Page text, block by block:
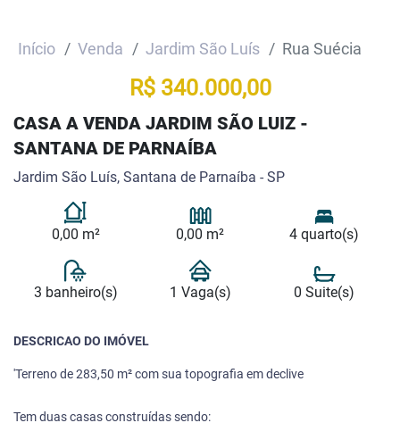
Início Venda Jardim São Luís Rua Suécia
R$ 340.000,00
CASA A VENDA JARDIM SÃO LUIZ -
SANTANA DE PARNAÍBA
Jardim São Luís, Santana de Parnaíba - SP
0,00 m² 0,00 m² 4 quarto(s)
3 banheiro(s) 1 Vaga(s) 0 Suite(s)
DESCRICAO DO IMÓVEL
'Terreno de 283,50 m² com sua topografia em declive
Tem duas casas construídas sendo: